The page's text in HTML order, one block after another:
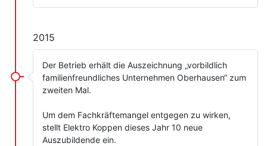
2015
Der Betrieb erhält die Auszeichnung „vorbildlich
familienfreundliches Unternehmen Oberhausen“ zum
zweiten Mal.
Um dem Fachkräftemangel entgegen zu wirken,
stellt Elektro Koppen dieses Jahr 10 neue
Auszubildende ein.